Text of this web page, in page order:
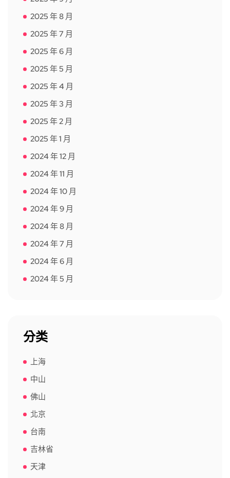
2025 年 8 月
2025 年 7 月
2025 年 6 月
2025 年 5 月
2025 年 4 月
2025 年 3 月
2025 年 2 月
2025 年 1 月
2024 年 12 月
2024 年 11 月
2024 年 10 月
2024 年 9 月
2024 年 8 月
2024 年 7 月
2024 年 6 月
2024 年 5 月
分类
上海
中山
佛山
北京
台南
吉林省
天津